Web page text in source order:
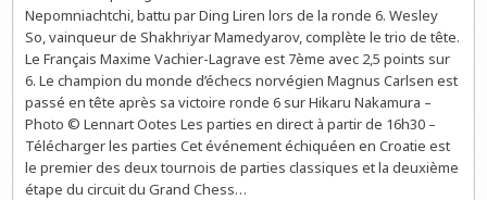
Nepomniachtchi, battu par Ding Liren lors de la ronde 6. Wesley
So, vainqueur de Shakhriyar Mamedyarov, complète le trio de tête.
Le Français Maxime Vachier-Lagrave est 7ème avec 2,5 points sur
6. Le champion du monde d’échecs norvégien Magnus Carlsen est
passé en tête après sa victoire ronde 6 sur Hikaru Nakamura –
Photo © Lennart Ootes Les parties en direct à partir de 16h30 –
Télécharger les parties Cet événement échiquéen en Croatie est
le premier des deux tournois de parties classiques et la deuxième
étape du circuit du Grand Chess…